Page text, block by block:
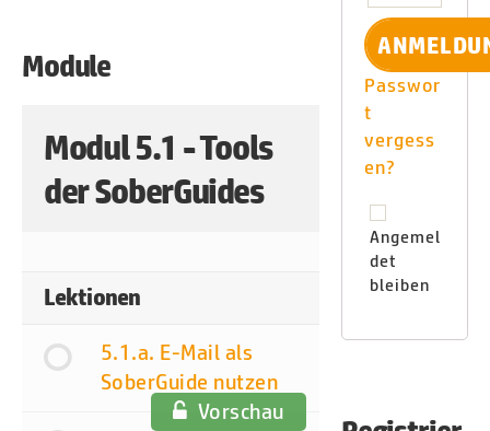
Module
Modul 5.1 - Tools
der SoberGuides
Lektionen
5.1.a. E-Mail als
SoberGuide nutzen
Vorschau
Passwor
t
vergess
en?
Angemel
det
bleiben